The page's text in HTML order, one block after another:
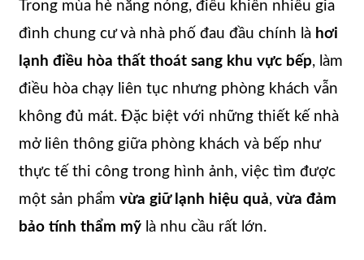
Trong mùa hè nắng nóng, điều khiến nhiều gia
đình chung cư và nhà phố đau đầu chính là hơi
lạnh điều hòa thất thoát sang khu vực bếp, làm
điều hòa chạy liên tục nhưng phòng khách vẫn
không đủ mát. Đặc biệt với những thiết kế nhà
mở liên thông giữa phòng khách và bếp như
thực tế thi công trong hình ảnh, việc tìm được
một sản phẩm vừa giữ lạnh hiệu quả, vừa đảm
bảo tính thẩm mỹ là nhu cầu rất lớn.